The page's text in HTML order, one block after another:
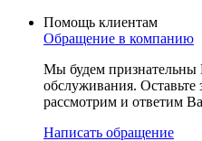
Помощь клиентам
Обращение в компанию
Мы будем признательны
обслуживания. Оставьте
рассмотрим и ответим
Написать обращение